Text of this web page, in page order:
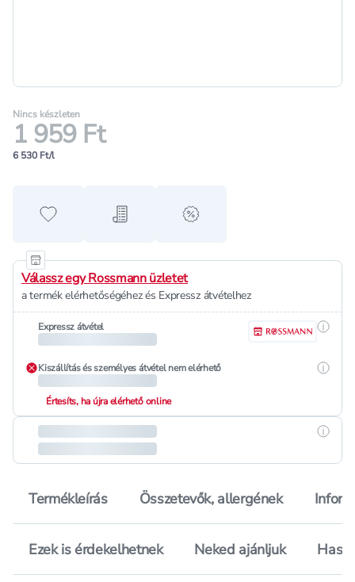
Nincs készleten
1 959 Ft
6 530 Ft/l
Hozzáadás a kedvencekhez
Hozzáadás a bevásárló listához
alert when on sale
Válassz egy Rossmann üzletet
a termék elérhetőségéhez és Expressz átvételhez
Expressz átvétel
Kiszállítás és személyes átvétel nem elérhető
Értesíts, ha újra elérhető online
Termékleírás Összetevők, allergének
Ezek is érdekelhetnek Neked ajánljuk